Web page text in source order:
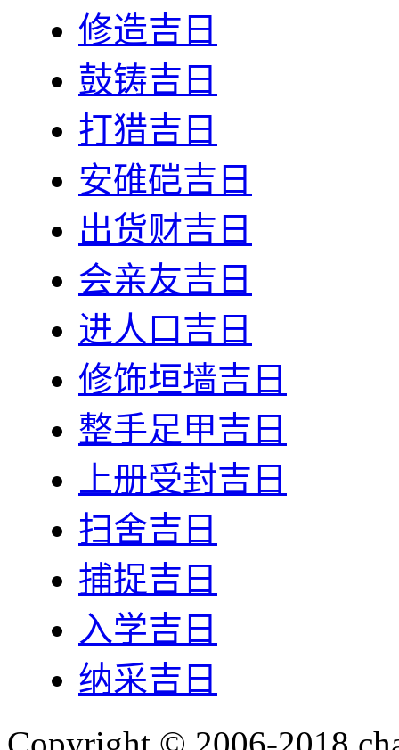
修造吉日
鼓铸吉日
打猎吉日
安碓硙吉日
出货财吉日
会亲友吉日
进人口吉日
修饰垣墙吉日
整手足甲吉日
上册受封吉日
扫舍吉日
捕捉吉日
入学吉日
纳采吉日